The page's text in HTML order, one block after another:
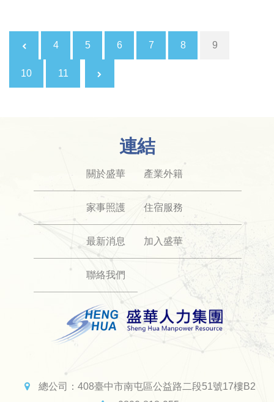
Posts navigation
« page4 5 6 7 8 9
10 11 Next page
連結
關於盛華 產業外籍
家事照護 住宿服務
最新消息 加入盛華
聯絡我們
總公司： 408臺中市南屯區公益路二段51號17樓B2